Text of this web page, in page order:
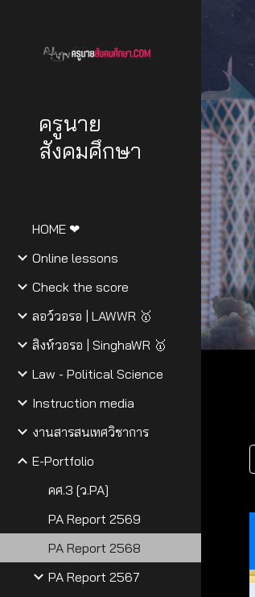
ครูนาย
สังคมศึกษา
HOME ❤
Online lessons
Check the score
ลอว์วอรอ | LAWWR 🥇
สิงห์วอรอ | SinghaWR 🥇
Law - Political Science
Instruction media
งานสารสนเทศวิชาการ
E-Portfolio
คศ.3 [ว.PA]
PA Report 2569
PA Report 2568
PA Report 2567